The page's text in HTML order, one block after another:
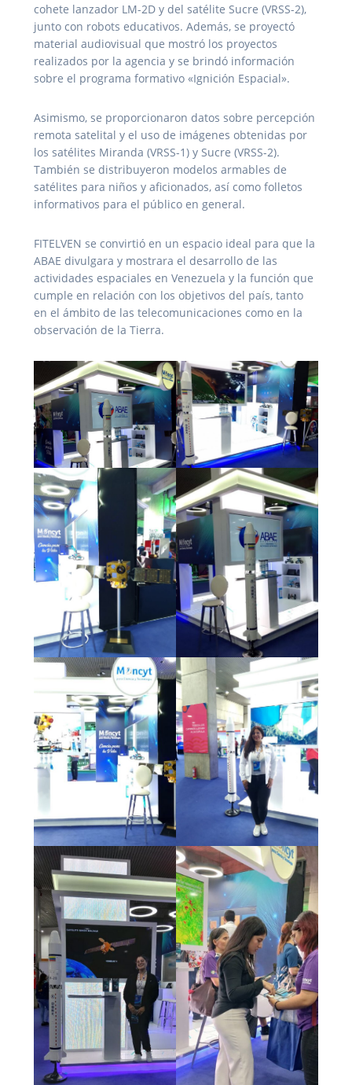
cohete lanzador LM-2D y del satélite Sucre (VRSS-2),
junto con robots educativos. Además, se proyectó
material audiovisual que mostró los proyectos
realizados por la agencia y se brindó información
sobre el programa formativo «Ignición Espacial».
Asimismo, se proporcionaron datos sobre percepción
remota satelital y el uso de imágenes obtenidas por
los satélites Miranda (VRSS-1) y Sucre (VRSS-2).
También se distribuyeron modelos armables de
satélites para niños y aficionados, así como folletos
informativos para el público en general.
FITELVEN se convirtió en un espacio ideal para que la
ABAE divulgara y mostrara el desarrollo de las
actividades espaciales en Venezuela y la función que
cumple en relación con los objetivos del país, tanto
en el ámbito de las telecomunicaciones como en la
observación de la Tierra.